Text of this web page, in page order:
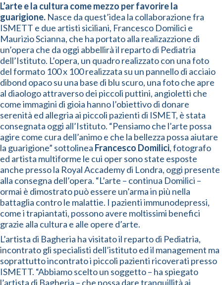
L’arte e la cultura come mezzo per favorire la
guarigione. Nasce da quest’idea la collaborazione fra
ISMETT e due artisti siciliani, Francesco Domilici e
Maurizio Scianna, che ha portato alla realizazzione di
un’opera che da oggi abbellirà il reparto di Pediatria
dell’Istituto. L’opera, un quadro realizzato con una foto
del formato 100 x 100 realizzata su un pannello di acciaio
dibond opaco su una base di blu scuro, una foto che apre
al diaologo attraverso dei piccoli puttini, angioletti che
come immagini di gioia hanno l’obiettivo di donare
serenità ed allegria ai piccoli pazienti di ISMET, è stata
consegnata oggi all’Istituto. “Pensiamo che l’arte possa
agire come cura dell’animo e che la bellezza possa aiutare
la guarigione” sottolinea Francesco Domilici, fotografo
ed artista multiforme le cui oper sono state esposte
anche presso la Royal Accademy di Londra, oggi presente
alla consegna dell’opera. “L’arte – continua Domilici –
ormai è dimostrato può essere un’arma in più nella
battaglia contro le malattie. I pazienti immunodepressi,
come i trapiantati, possono avere moltissimi benefici
grazie alla cultura e alle opere d’arte.
L’artista di Bagheria ha visitato il reparto di Pediatria,
incontrato gli specialisti dell’istituto ed il management ma
soprattutto incontrato i piccoli pazienti ricoverati presso
ISMETT. “Abbiamo scelto un soggetto – ha spiegato
l’artista di Bagheria – che possa dare tranquillità ai